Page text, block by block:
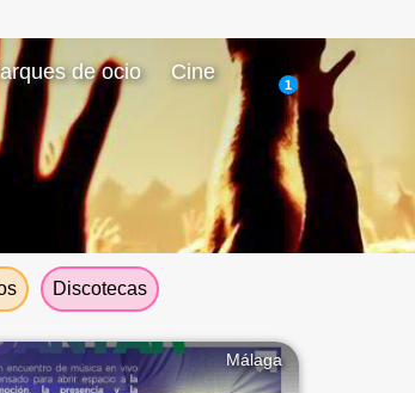
1
de ocio Cine
Discotecas
Málaga